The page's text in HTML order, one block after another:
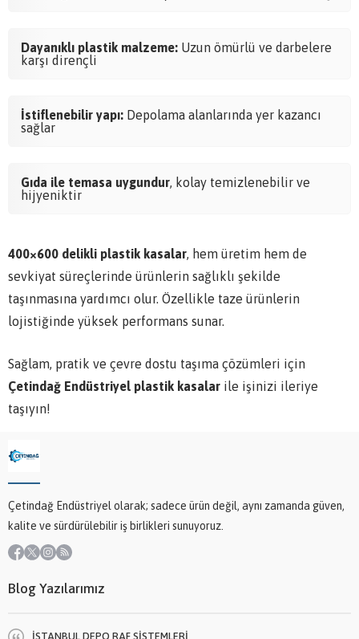
Dayanıklı plastik malzeme: Uzun ömürlü ve darbelere
karşı dirençli
İstiflenebilir yapı: Depolama alanlarında yer kazancı
sağlar
Gıda ile temasa uygundur, kolay temizlenebilir ve
hijyeniktir
400×600 delikli plastik kasalar, hem üretim hem de
sevkiyat süreçlerinde ürünlerin sağlıklı şekilde
taşınmasına yardımcı olur. Özellikle taze ürünlerin
lojistiğinde yüksek performans sunar.
Sağlam, pratik ve çevre dostu taşıma çözümleri için
Çetindağ Endüstriyel plastik kasalar ile işinizi ileriye
taşıyın!
Çetindağ Endüstriyel olarak; sadece ürün değil, aynı zamanda güven,
kalite ve sürdürülebilir iş birlikleri sunuyoruz.
Blog Yazılarımız
İSTANBUL DEPO RAF SİSTEMLERİ